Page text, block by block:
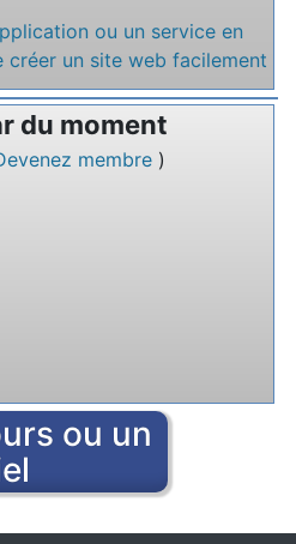
ou un service en
créer un site web facilement
en ligne qui permet de
plusieurs.
du moment
membre )
ou un